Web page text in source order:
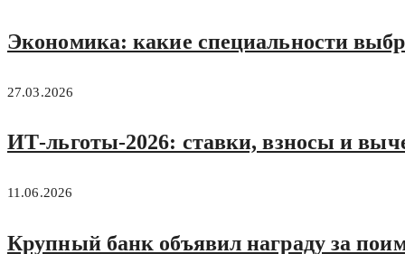
Экономика: какие специальности
27.03.2026
ИТ-льготы‑2026: ставки, взносы и
11.06.2026
Крупный банк объявил награду за